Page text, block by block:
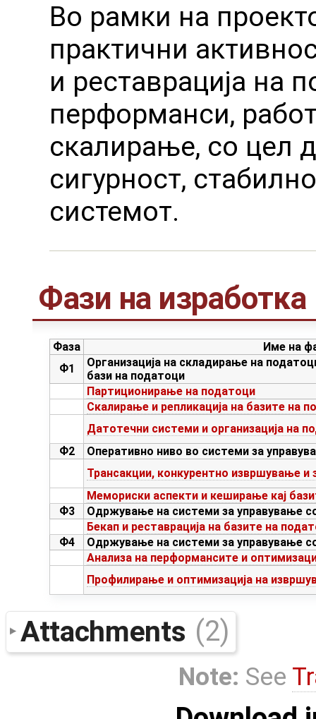
Во рамки на
практични
и реставрација на
перформанси,
скалирање, со цел
сигурност,
системот.
Фази на изработка
Фаза
Име на
Ф1
Организација на складирање на
бази на податоци
Партиционирање на податоци
Скалирање и репликација на базите на
Датотечни системи и организација на
Ф2
Оперативно ниво во системи за
Трансакции, конкурентно извршување и
Мемориски аспекти и кеширање кај
Ф3
Одржување на системи за управување
Бекап и реставрација на базите на
Ф4
Одржување на системи за управување
Анализа на перформансите и
Профилирање и оптимизација на
Attachments (2)
Note: See